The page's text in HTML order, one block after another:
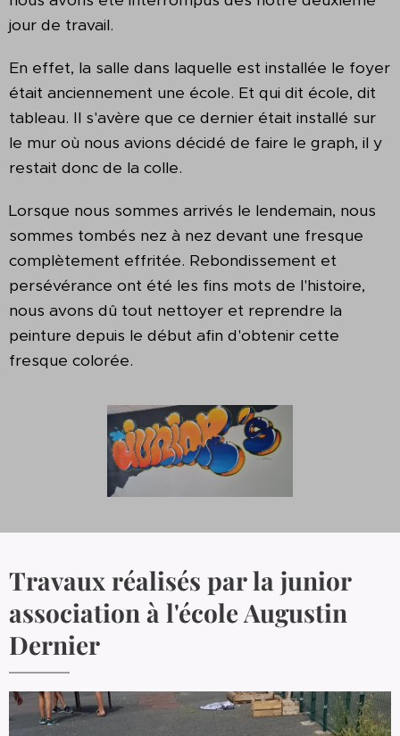
jour de travail.
En effet, la salle dans laquelle est installée le foyer
était anciennement une école. Et qui dit école, dit
tableau. Il s'avère que ce dernier était installé sur
le mur où nous avions décidé de faire le graph, il y
restait donc de la colle.
Lorsque nous sommes arrivés le lendemain, nous
sommes tombés nez à nez devant une fresque
complètement effritée. Rebondissement et
persévérance ont été les fins mots de l'histoire,
nous avons dû tout nettoyer et reprendre la
peinture depuis le début afin d'obtenir cette
fresque colorée.
Travaux réalisés par la junior
association à l'école Augustin
Dernier